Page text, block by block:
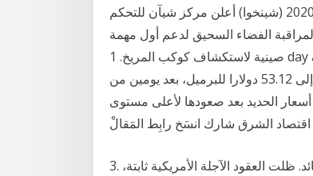
آخر، في ضوء استمرار انخفاض أسعار النفط. شيآن 18 يوليو 2020 (شينخوا) أعلن مركز شيآن للتحكم
لمراقبة الفضاء السحيق لدعم أول مهمة
صينية لاستكشاف كوكب المريخ. 1 day ago · وبحلول الساعة 07:25 بتوقيت غرينتش، تراجعت العقود الآجلة
لخام غرب تكساس الوسيط الأميركي 19 سنتا، أو ما يعادل 0.4% إلى 53.12 دولارا للبرميل، بعد يومين من
الحديد بعد صعودها لأعلى مستوى
3. استقرار العقود الآجلة الأمريكية على الرغم من انحناء منحنى العائد. ظلت العقود الآجلة الأمريكية ثابتة،